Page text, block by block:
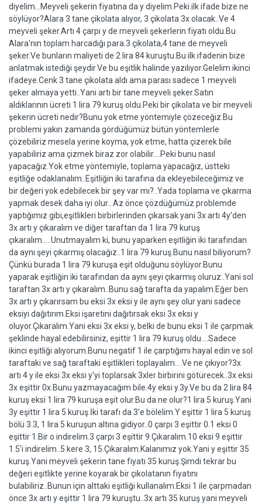
diyelim...Meyveli şekerin fiyatına da y diyelim.Peki.ilk ifade bize ne
söylüyor?Alara 3 tane çikolata alıyor, 3 çikolata 3x olacak..Ve 4
meyveli şeker.Artı 4 çarpı y de meyveli şekerlerin fiyatı oldu.Bu
Alara'nın toplam harcadığı para.3 çikolata,4 tane de meyveli
şeker.Ve bunların maliyeti de 2 lira 84 kuruştu.Bu ilk ifadenin bize
anlatmak istediği şeydir.Ve bu eşitlik halinde yazılıyor.Gelelim ikinci
ifadeye.Cenk 3 tane çikolata aldı ama parası sadece 1 meyveli
şeker almaya yetti..Yani artı bir tane meyveli şeker.Satın
aldıklarının ücreti 1 lira 79 kuruş oldu.Peki bir çikolata ve bir meyveli
şekerin ücreti nedir?Bunu yok etme yöntemiyle çözeceğiz.Bu
problemi yakın zamanda gördüğümüz bütün yöntemlerle
çözebiliriz mesela yerine koyma, yok etme, hatta çizerek bile
yapabiliriz ama çizmek biraz zor olabilir....Peki bunu nasıl
yapacağız.Yok etme yöntemiyle, toplama yapacağız, üstteki
eşitliğe odaklanalım..Eşitliğin iki tarafına da ekleyebileceğimiz ve
bir değeri yok edebilecek bir şey var mı?..Yada toplama ve çıkarma
yapmak desek daha iyi olur...Az önce çözdüğümüz problemde
yaptığımız gibi,eşitlikleri birbirlerinden çıkarsak yani 3x artı 4y'den
3x artı y çıkaralım ve diğer taraftan da 1 lira 79 kuruş
çıkaralım.....Unutmayalım ki, bunu yaparken eşitliğin iki tarafından
da aynı şeyi çıkarmış olacağız..1 lira 79 kuruş.Bunu nasıl biliyorum?
Çünkü burada 1 lira 79 kuruşa eşit olduğunu söylüyor.Bunu
yaparak eşitliğin iki tarafından da aynı şeyi çıkarmış oluruz..Yani sol
taraftan 3x artı y çıkaralım..Bunu sağ tarafta da yapalım.Eğer ben
3x artı y çıkarırsam bu eksi 3x eksi y ile aynı şey olur yani sadece
eksiyi dağıtırım.Eksi işaretini dağıtırsak eksi 3x eksi y
oluyor.Çıkaralım.Yani eksi 3x eksi y, belki de bunu eksi 1 ile çarpmak
şeklinde hayal edebilirsiniz, eşittir 1 lira 79 kuruş oldu....Sadece
ikinci eşitliği alıyorum.Bunu negatif 1 ile çarptığımı hayal edin ve sol
taraftaki ve sağ taraftaki eşitlikleri toplayalım....Ve ne çıkıyor?3x
artı 4 y ile eksi 3x eksi y'yi toplarsak 3xler birbirini götürecek..3x eksi
3x eşittir 0x.Bunu yazmayacağım bile.4y eksi y.3y.Ve bu da 2 lira 84
kuruş eksi 1 lira 79 kuruşa eşit olur.Bu da ne olur?1 lira 5 kuruş.Yani
3y eşittir 1 lira 5 kuruş.İki tarafı da 3'e bölelim.Y eşittir 1 lira 5 kuruş
bölü 3.3, 1 lira 5 kuruşun altına gidiyor..0 çarpı 3 eşittir 0.1 eksi 0
eşittir 1.Bir o indirelim.3 çarpı 3 eşittir 9.Çıkaralım.10 eksi 9 eşittir
1.5'i indirelim..5 kere 3, 15.Çıkaralım.Kalanımız yok.Yani y eşittir 35
kuruş.Yani meyveli şekerin tane fiyatı 35 kuruş.Şimdi tekrar bu
değeri eşitlikte yerine koyarak bir çikolatanın fiyatını
bulabiliriz..Bunun için alttaki eşitliği kullanalım.Eksi 1 ile çarpmadan
önce 3x artı y eşittir 1 lira 79 kuruştu..3x artı 35 kuruş yani meyveli